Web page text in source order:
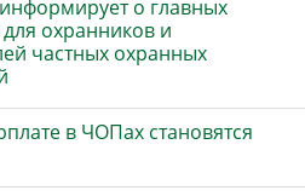
о главных
охранников и
частных охранных
в ЧОПах становятся